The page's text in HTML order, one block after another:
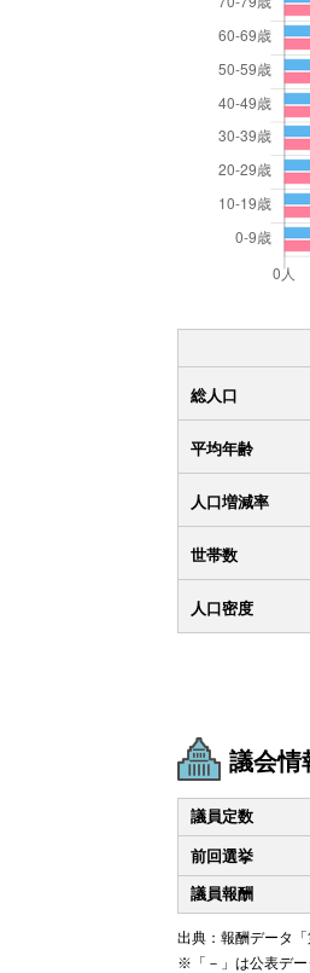
総人口
平均年齢
人口増減率
世帯数
人口密度
議会情
議員定数
前回選挙
議員報酬
出典：報酬データ
※「－」は公表デー